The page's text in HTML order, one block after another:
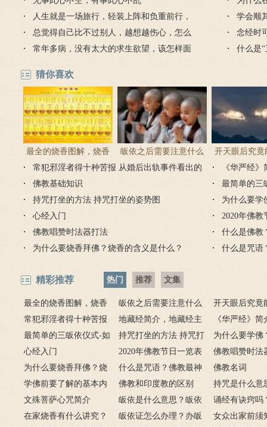
人生就是一场旅行，轻装上阵和负重前行，
看你怎么选
总觉得自己比不过别人，越想越伤心，怎么
办？
常年多病，没有太大的求生欲望，该怎样面
学会顺
雨
念经时
什么是
猜你喜欢
最全的烧香图解，烧香
有何含义与讲究？
皈依之后需要注意什么
吗 皈依佛门后的注意事
开天眼后究竟
么？
常犯邪淫者得十种苦报 从婚后出轨事件看出的
因果报应
《华严经
佛教基础知识
最简单的三
持咒打坐的方法 持咒打坐的姿势图
为什么要学
心经入门
2020年佛教
佛教唱赞时法器打法
什么是佛教
为什么要烧香拜佛？烧香的含义是什么？
什么是咒语
精彩推荐 热门 推荐 文集
最全的烧香图解，烧香
有何含义与讲究？
皈依之后需要注意什么
吗 皈依佛门后的注意事
项
开天眼后究竟
么？
常犯邪淫者得十种苦报
从婚后出轨事件看出的因
果报应
地藏经简介，地藏经主
要讲什么？
《华严经》简
广佛华严经讲
最简单的三皈依仪式-如
何授三皈五戒居士仪轨
持咒打坐的方法 持咒打
坐的姿势图
为什么要学佛
用呢？
心经入门 2020年佛教节日一览表
佛教唱赞时法
为什么要烧香拜佛？烧
香的含义是什么？
什么是咒语？佛教最神
奇的九个咒语
佛教名词
学佛前要了解的基本内
容
佛教和印度教的区别
持咒是什么意
持咒？
文殊菩萨心咒简介
皈依是什么意思？皈依
三宝又是什么意思？
诵经有诀窍吗
十二条诀窍
在家烧香有什么讲究？
皈依证怎么办理？办皈
女众出家前须